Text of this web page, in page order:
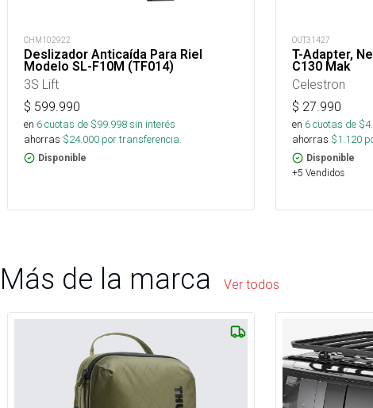
CHM102922
Deslizador Anticaída Para Riel
Modelo SL-F10M (TF014)
3S Lift
$ 599.990
en 6cuotas de $99.998sin interés
ahorras $24.000 por transferencia.
Disponible
OUT31427
T-Adapter,
C130 Mak
Celestron
$ 27.990
en 6cuotas de $
ahorras $1.120
Disponible
+5 Vendidos
Más de la marca Ver todos